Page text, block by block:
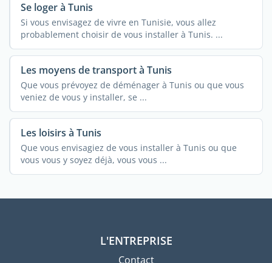
Se loger à Tunis
Si vous envisagez de vivre en Tunisie, vous allez
probablement choisir de vous installer à Tunis. ...
Les moyens de transport à Tunis
Que vous prévoyez de déménager à Tunis ou que vous
veniez de vous y installer, se ...
Les loisirs à Tunis
Que vous envisagiez de vous installer à Tunis ou que
vous vous y soyez déjà, vous vous ...
L'ENTREPRISE
Contact